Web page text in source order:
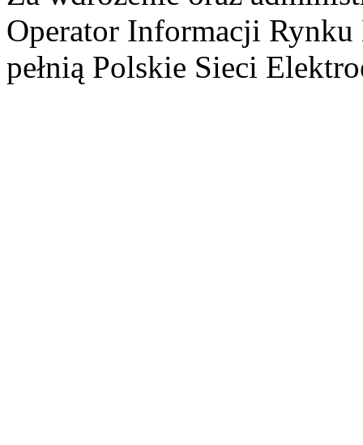
Operator Informacji
pełnią Polskie Sieci